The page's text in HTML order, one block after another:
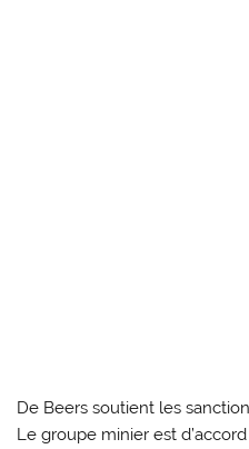
De Beers soutient les
Le groupe minier est